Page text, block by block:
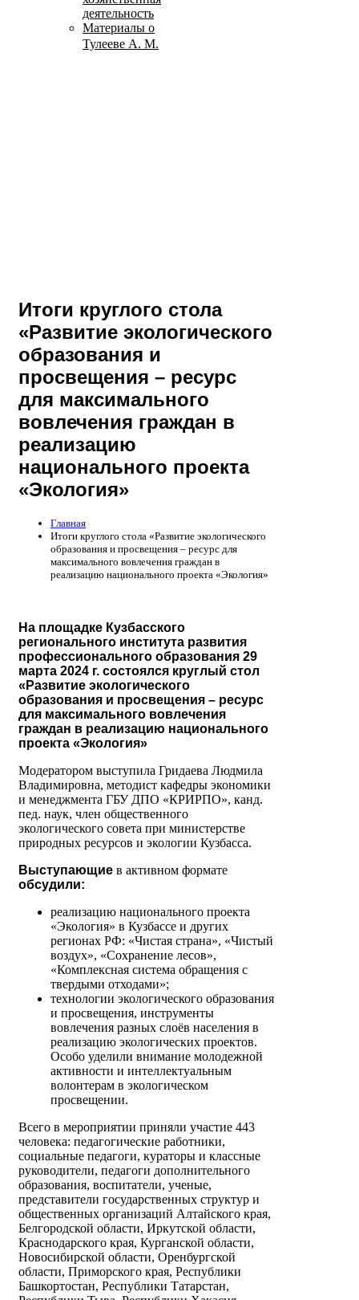
деятельность
Материалы о
Тулееве А. М.
Итоги круглого стола
«Развитие экологического
образования и
просвещения – ресурс
для максимального
вовлечения граждан в
реализацию
национального проекта
«Экология»
Главная
Итоги круглого стола «Развитие экологического
образования и просвещения – ресурс для
максимального вовлечения граждан в
реализацию национального проекта «Экология»
На площадке Кузбасского
регионального института развития
профессионального образования 29
марта 2024 г. состоялся круглый стол
«Развитие экологического
образования и просвещения – ресурс
для максимального вовлечения
граждан в реализацию национального
проекта «Экология»
Модератором выступила Гридаева Людмила
Владимировна, методист кафедры экономики
и менеджмента ГБУ ДПО «КРИРПО», канд.
пед. наук, член общественного
экологического совета при министерстве
природных ресурсов и экологии Кузбасса.
Выступающие в активном формате
обсудили:
реализацию национального проекта
«Экология» в Кузбассе и других
регионах РФ: «Чистая страна», «Чистый
воздух», «Сохранение лесов»,
«Комплексная система обращения с
твердыми отходами»;
технологии экологического образования
и просвещения, инструменты
вовлечения разных слоёв населения в
реализацию экологических проектов.
Особо уделили внимание молодежной
активности и интеллектуальным
волонтерам в экологическом
просвещении.
Всего в мероприятии приняли участие 443
человека: педагогические работники,
социальные педагоги, кураторы и классные
руководители, педагоги дополнительного
образования, воспитатели, ученые,
представители государственных структур и
общественных организаций Алтайского края,
Белгородской области, Иркутской области,
Краснодарского края, Курганской области,
Новосибирской области, Оренбургской
области, Приморского края, Республики
Башкортостан, Республики Татарстан,